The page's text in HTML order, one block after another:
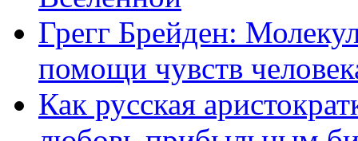
Грегг Брейден:
помощи чувств
Как русская